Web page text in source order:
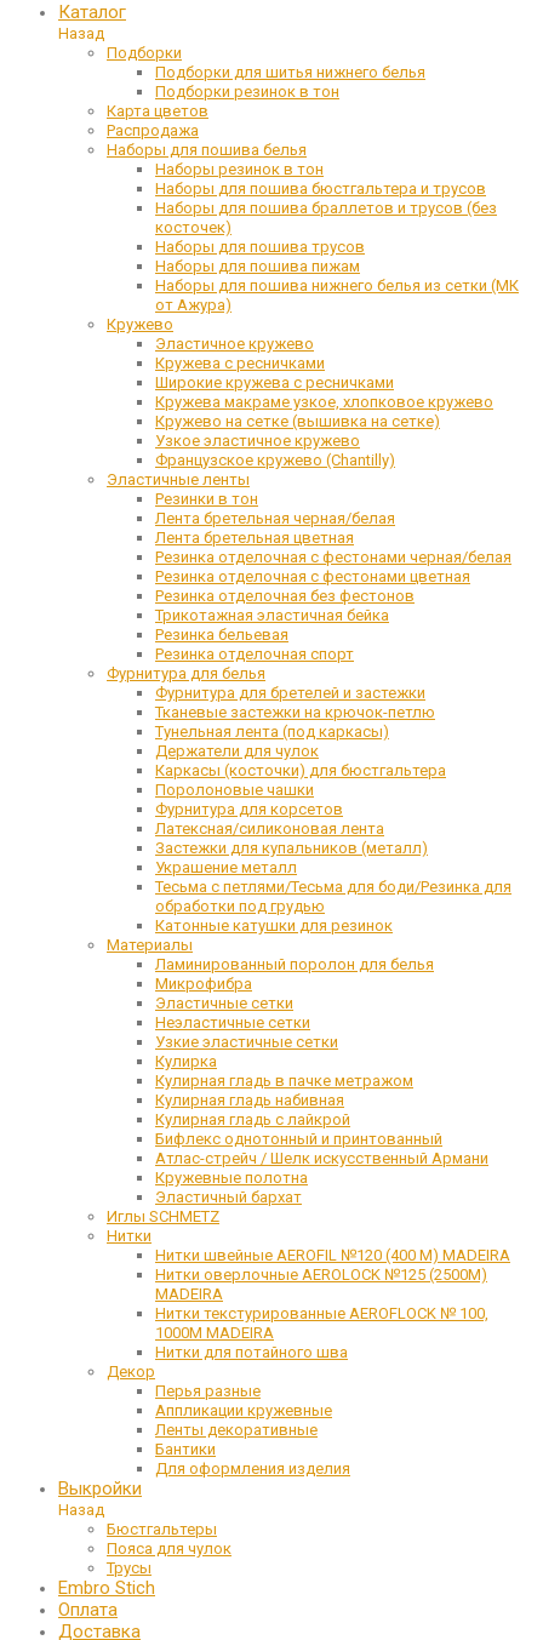
Каталог
Назад
Подборки
Подборки для шитья нижнего белья
Подборки резинок в тон
Карта цветов
Распродажа
Наборы для пошива белья
Наборы резинок в тон
Наборы для пошива бюстгальтера и трусов
Наборы для пошива браллетов и трусов (без
косточек)
Наборы для пошива трусов
Наборы для пошива пижам
Наборы для пошива нижнего белья из сетки (МК
от Ажура)
Кружево
Эластичное кружево
Кружева с ресничками
Широкие кружева с ресничками
Кружева макраме узкое, хлопковое кружево
Кружево на сетке (вышивка на сетке)
Узкое эластичное кружево
Французское кружево (Chantilly)
Эластичные ленты
Резинки в тон
Лента бретельная черная/белая
Лента бретельная цветная
Резинка отделочная с фестонами черная/белая
Резинка отделочная с фестонами цветная
Резинка отделочная без фестонов
Трикотажная эластичная бейка
Резинка бельевая
Резинка отделочная спорт
Фурнитура для белья
Фурнитура для бретелей и застежки
Тканевые застежки на крючок-петлю
Тунельная лента (под каркасы)
Держатели для чулок
Каркасы (косточки) для бюстгальтера
Поролоновые чашки
Фурнитура для корсетов
Латексная/силиконовая лента
Застежки для купальников (металл)
Украшение металл
Тесьма с петлями/Тесьма для боди/Резинка для
обработки под грудью
Катонные катушки для резинок
Материалы
Ламинированный поролон для белья
Микрофибра
Эластичные сетки
Неэластичные сетки
Узкие эластичные сетки
Кулирка
Кулирная гладь в пачке метражом
Кулирная гладь набивная
Кулирная гладь с лайкрой
Бифлекс однотонный и принтованный
Атлас-стрейч / Шелк искусственный Армани
Кружевные полотна
Эластичный бархат
Иглы SCHMETZ
Нитки
Нитки швейные AEROFIL №120 (400 М) MADEIRA
Нитки оверлочные AEROLOCK №125 (2500М)
MADEIRA
Нитки текстурированные AEROFLOCK № 100,
1000М MADEIRA
Нитки для потайного шва
Декор
Перья разные
Аппликации кружевные
Ленты декоративные
Бантики
Для оформления изделия
Выкройки
Назад
Бюстгальтеры
Пояса для чулок
Трусы
Embro Stich
Оплата
Доставка